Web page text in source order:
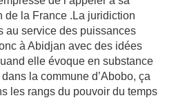
de la France .La juridiction
au service des puissances
à Abidjan avec des idées
elle évoque en substance
la commune d’Abobo, ça
les rangs du pouvoir du temps